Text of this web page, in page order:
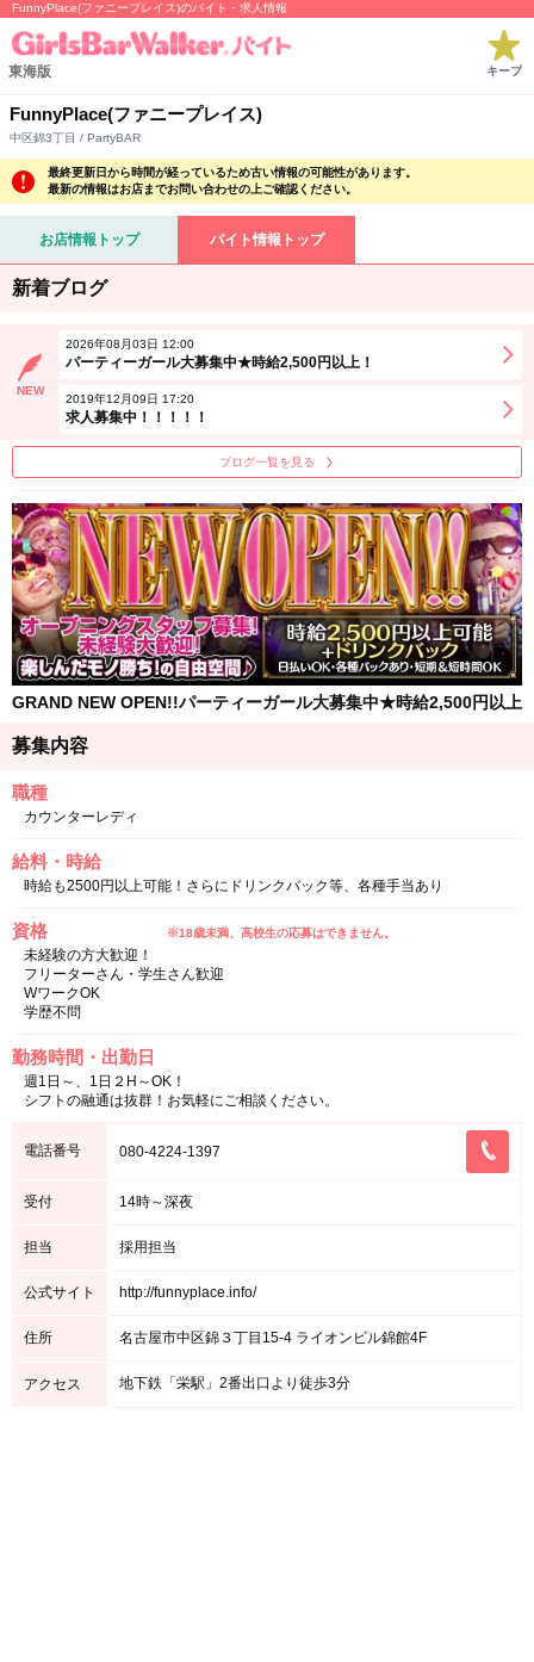
FunnyPlace(ファニープレイス)のバイト・求人情報
東海版 キープ
FunnyPlace(ファニープレイス)
中区錦3丁目 / PartyBAR
最終更新日から時間が経っているため古い情報の可能性があります。
最新の情報はお店までお問い合わせの上ご確認ください。
お店情報トップ バイト情報トップ
新着ブログ
NEW
2026年08月03日 12:00
パーティーガール大募集中★時給2,500円以上！
2019年12月09日 17:20
求人募集中！！！！！
ブログ一覧を見る
GRAND NEW OPEN!!パーティーガール大募集中★時給2,500円以上
募集内容
職種
カウンターレディ
給料・時給
時給も2500円以上可能！さらにドリンクバック等、各種手当あり
資格 ※18歳未満、高校生の応募はできません。
未経験の方大歓迎！
フリーターさん・学生さん歓迎
WワークOK
学歴不問
勤務時間・出勤日
週1日～、1日２H～OK！
シフトの融通は抜群！お気軽にご相談ください。
電話番号 080-4224-1397
受付 14時～深夜
担当 採用担当
公式サイト http://funnyplace.info/
住所 名古屋市中区錦３丁目15-4 ライオンビル錦館4F
アクセス 地下鉄「栄駅」2番出口より徒歩3分